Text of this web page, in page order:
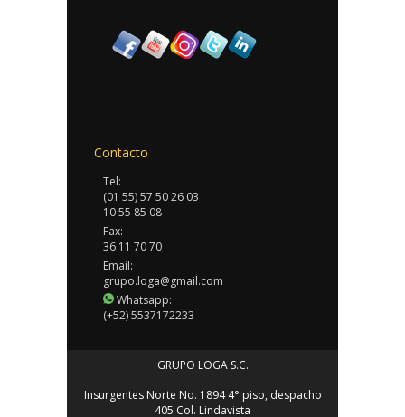
Contacto
Tel:
(01 55) 57 50 26 03
10 55 85 08
Fax:
36 11 70 70
Email:
grupo.loga@gmail.com
Whatsapp:
(+52) 5537172233
GRUPO LOGA S.C.
Insurgentes Norte No. 1894 4° piso, despacho
405 Col. Lindavista